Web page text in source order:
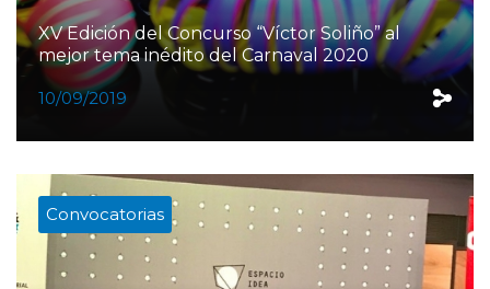
XV Edición del Concurso “Víctor Soliño” al
mejor tema inédito del Carnaval 2020
10/09/2019
Convocatorias